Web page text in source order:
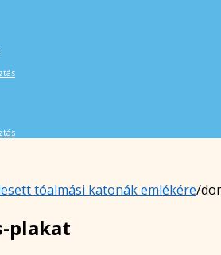
tóalmási katonák emlékére/
plakat